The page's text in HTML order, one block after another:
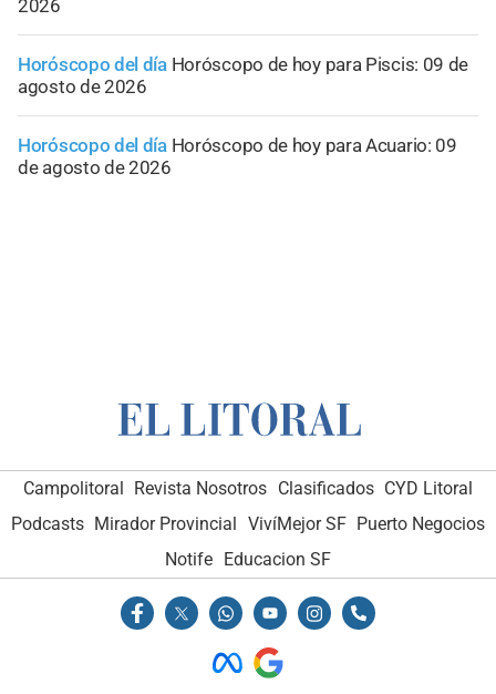
2026
Horóscopo del día Horóscopo de hoy para Piscis: 09 de
agosto de 2026
Horóscopo del día Horóscopo de hoy para Acuario: 09
de agosto de 2026
Campolitoral Revista Nosotros Clasificados CYD Litoral
Podcasts Mirador Provincial VivíMejor SF Puerto Negocios
Notife Educacion SF